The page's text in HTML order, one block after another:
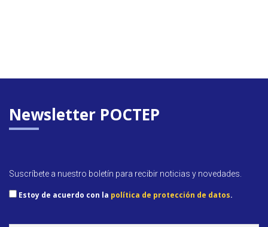
Newsletter POCTEP
Suscríbete a nuestro boletín para recibir noticias y novedades.
Estoy de acuerdo con la política de protección de datos.